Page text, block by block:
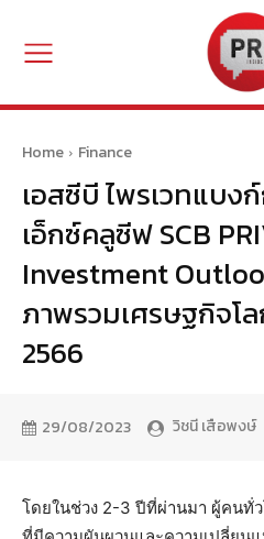
Home Finance
เอสซีบี ไพรเวทแบ
เอ็กซ์คลูซีฟ SCB
Investment
ภาพรวมเศรษฐกิจโ
2566
29/08/2023 วิชนี เสือพงษ์
โดยในช่วง 2-3 ปีที่ผ่านมา ผู้คนทั่